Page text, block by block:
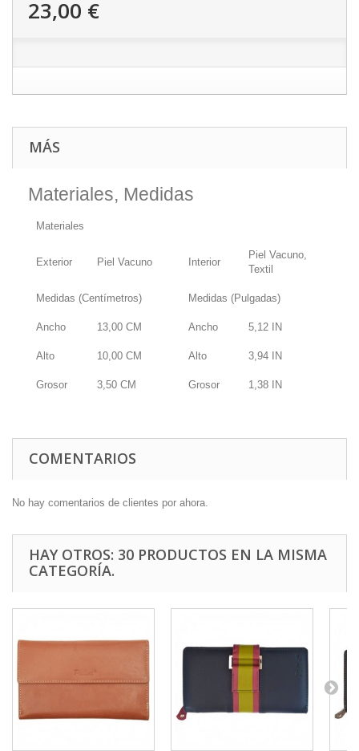
23,00 €
MÁS
Materiales, Medidas
Materiales
Exterior Piel Vacuno Interior
Piel Vacuno,
Textil
Medidas (Centímetros) Medidas (Pulgadas)
Ancho 13,00 CM Ancho 5,12 IN
Alto 10,00 CM Alto 3,94 IN
Grosor 3,50 CM Grosor 1,38 IN
COMENTARIOS
No hay comentarios de clientes por ahora.
HAY OTROS: 30 PRODUCTOS EN LA MISMA
CATEGORÍA.